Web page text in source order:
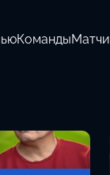
КомандыМатчи